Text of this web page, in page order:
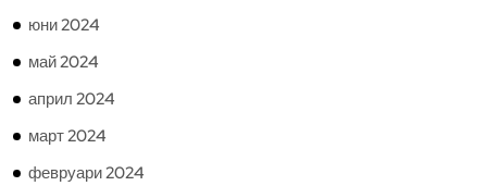
юни 2024
май 2024
април 2024
март 2024
февруари 2024